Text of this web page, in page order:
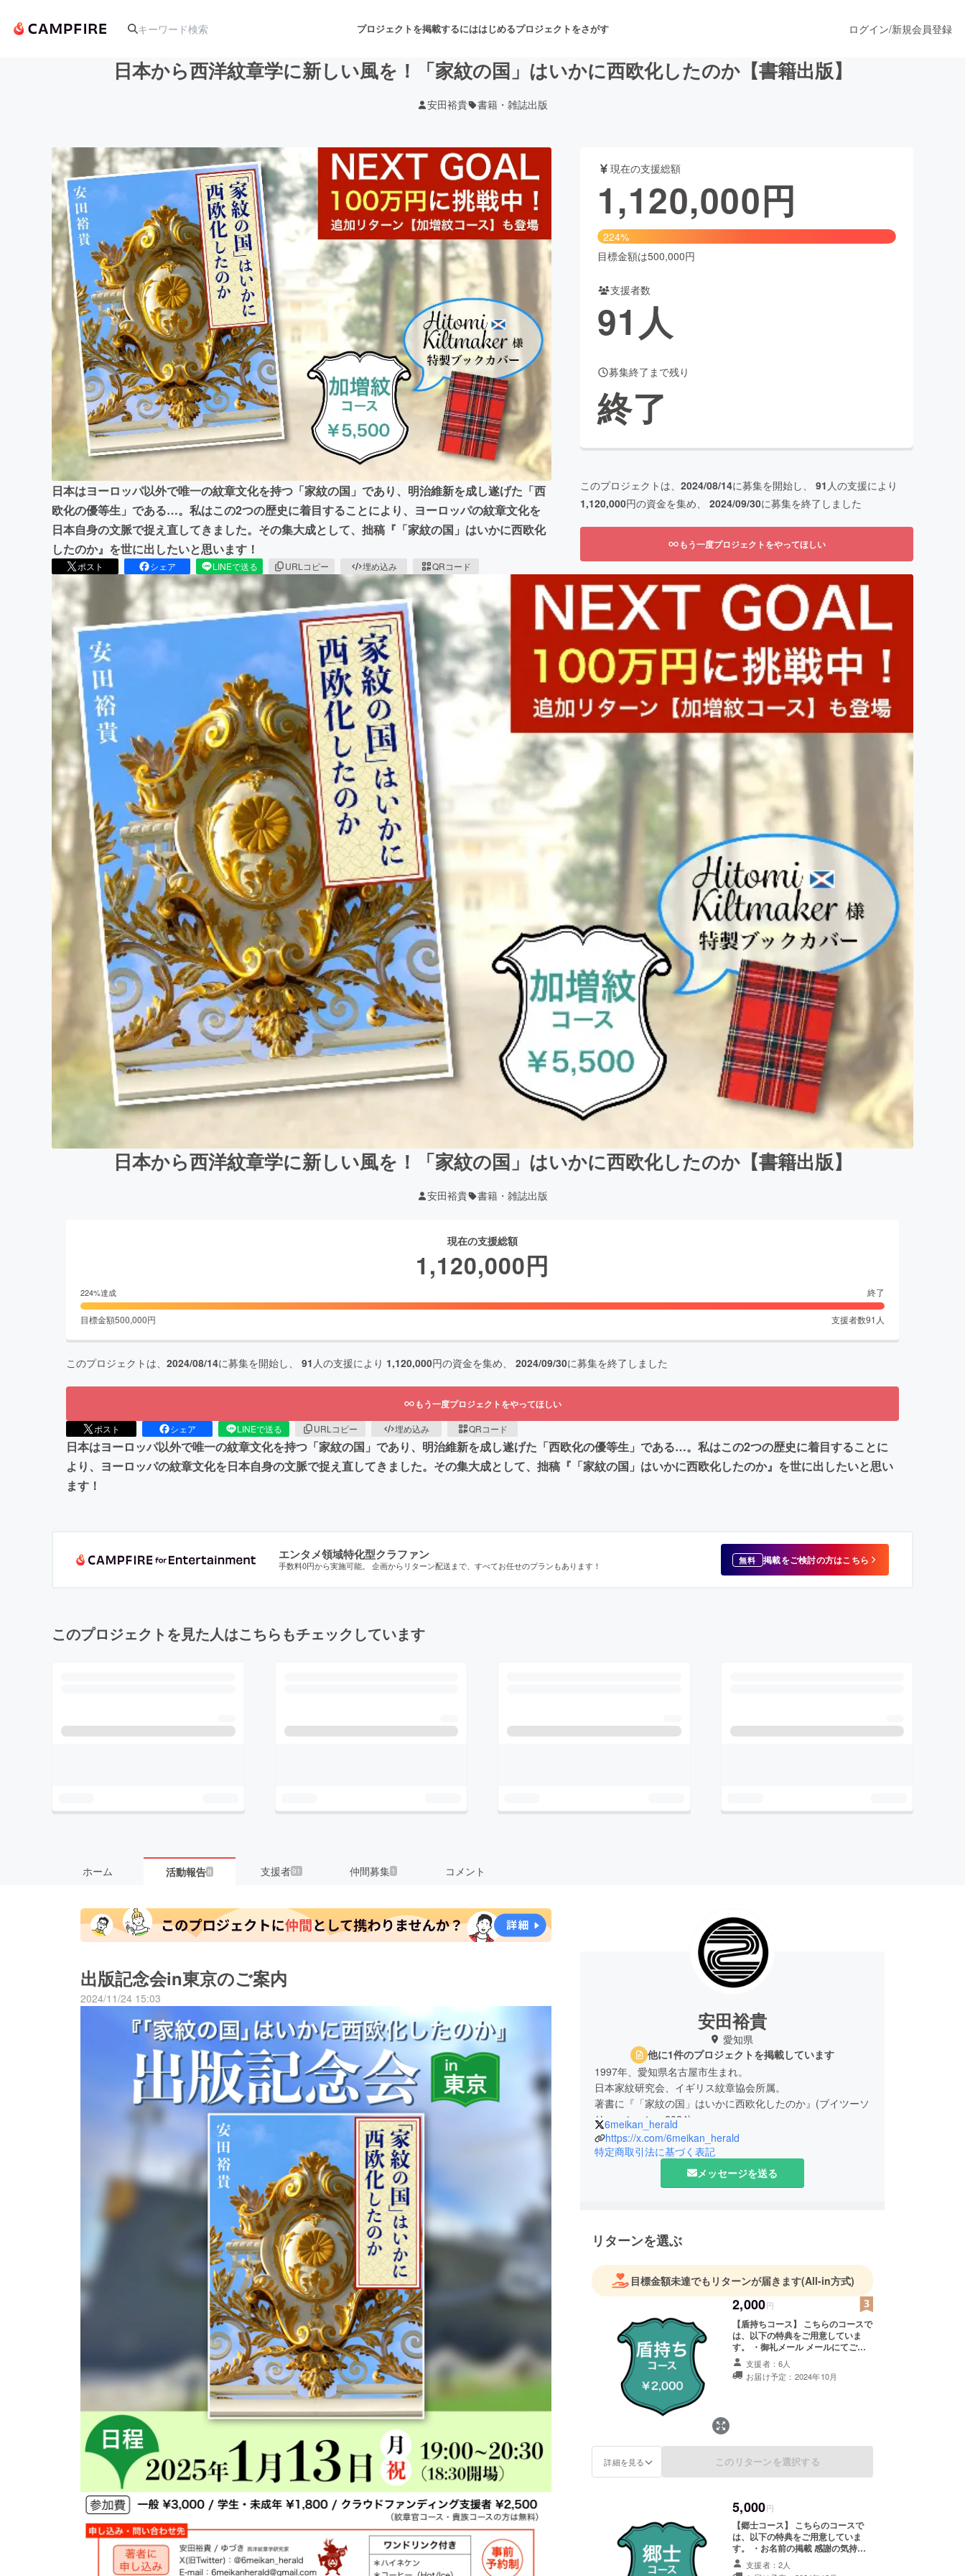
プロジェクトを掲載するにははじめるプロジェクトをさがす
アート・写真 音楽 舞台・パフォーマンス
テクノロジー・ガジェット ゲーム・サービス開発 フード・飲食店 ファッション
映像・映画 書籍・雑誌出版 アニメ・漫画
ビジネス・起業 チャレンジ ビューティー・ヘルスケア
まちづくり・地域活性化
CAMPFIRE for Social GoodCAMPFIRE Creation
CAMPFIREふるさと納税machi-ya コミュニティ
ログイン/新規会員登録
日本から西洋紋章学に新しい風を！「家紋の国」はいかに西欧化したのか【書籍出版】
安田裕貴 書籍・雑誌出版
日本はヨーロッパ以外で唯一の紋章文化を持つ「家紋の国」であり、明治維新を成し遂げた「西
欧化の優等生」である…。私はこの2つの歴史に着目することにより、ヨーロッパの紋章文化を
日本自身の文脈で捉え直してきました。その集大成として、拙稿『「家紋の国」はいかに西欧化
したのか』を世に出したいと思います！
ポスト シェア LINEで送る URLコピー 埋め込み QRコード
現在の支援総額
1,120,000円
224%
目標金額は500,000円
支援者数
91 人
募集終了まで残り
終了
このプロジェクトは、 2024/08/14に募集を開始し、 91 人の支援により
1,120,000円の資金を集め、 2024/09/30に募集を終了しました
もう一度プロジェクトをやってほしい
日本から西洋紋章学に新しい風を！「家紋の国」はいかに西欧化したのか【書籍出版】
安田裕貴 書籍・雑誌出版
現在の支援総額
1,120,000円
224%達成 終了
目標金額500,000円 支援者数91 人
このプロジェクトは、 2024/08/14に募集を開始し、 91 人の支援により 1,120,000円の資金を集め、 2024/09/30に募集を終了しました
もう一度プロジェクトをやってほしい
ポスト シェア LINEで送る URLコピー 埋め込み QRコード
日本はヨーロッパ以外で唯一の紋章文化を持つ「家紋の国」であり、明治維新を成し遂げた「西欧化の優等生」である…。私はこの2つの歴史に着目することに
より、ヨーロッパの紋章文化を日本自身の文脈で捉え直してきました。その集大成として、拙稿『「家紋の国」はいかに西欧化したのか』を世に出したいと思い
ます！
エンタメ領域特化型クラファン
手数料0円から実施可能。 企画からリターン配送まで、すべてお任せのプランもあります！ 無料 掲載をご検討の方はこちら
このプロジェクトを見た人はこちらもチェックしています
ホーム 活動報告8 支援者91 仲間募集 1 コメント
出版記念会in東京のご案内
2024/11/24 15:03
安田裕貴
愛知県
他に1件のプロジェクトを掲載しています
1997年、愛知県名古屋市生まれ。
日本家紋研究会、イギリス紋章協会所属。
著書に『「家紋の国」はいかに西欧化したのか』(ブイツーソ
リューション、2024)
6meikan_herald
https://x.com/6meikan_herald
特定商取引法に基づく表記
メッセージを送る
リターンを選ぶ
目標金額未達でもリターンが届きます(All-in方式)
2,000円
【盾持ちコース】 こちらのコースで
は、以下の特典をご用意していま
す。 ・御礼メール メールにてご支
援への感謝の気持ちを伝えさせてい
ただきます。
支援者：6人
お届け予定：2024年10月
詳細を見る このリターンを選択する
5,000円
【郷士コース】 こちらのコースで
は、以下の特典をご用意していま
す。 ・お名前の掲載 感謝の気持ち
を込めて、巻末にお名前を掲載させ
ていただきます。支援時、必ず備考
支援者：2人